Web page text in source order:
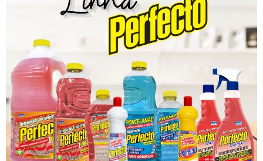
Fábrica De Amaciante
Fabricante De Produtos De Limpeza
Fornecedor De Amaciante Concentrado
Fornecedor De Amaciante Concentrado Para Bebe
Fornecedor De Brilha Alumínio
Fornecedor De Limpa Alumínio
Fornecedor De Produto Limpa Alumínio